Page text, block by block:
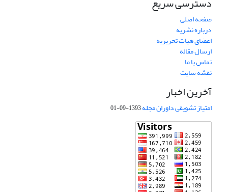
صفحه اصلی
درباره نشریه
اعضای هیات تحریریه
ارسال مقاله
تماس با ما
نقشه سایت
آخرین اخبار
امتیاز تشویقی داوران مجله1393-09-01